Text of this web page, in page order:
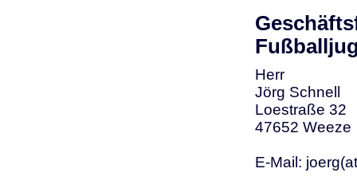
Herr
Jörg Schnell
Loestraße 32
47652 Weeze
E-Mail: